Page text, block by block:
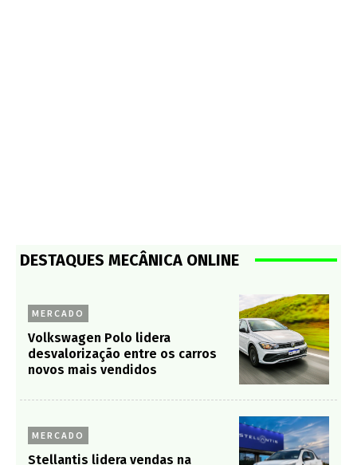
DESTAQUES MECÂNICA ONLINE
MERCADO
Volkswagen Polo lidera
desvalorização entre os carros
novos mais vendidos
MERCADO
Stellantis lidera vendas na